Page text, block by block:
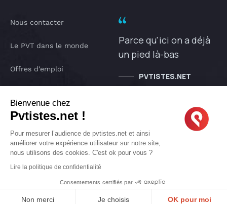
Nous contacter
Le PVT dans le monde
Offres d'emploi
IA pvtistes
Parce qu'ici on a déjà
un pied là-bas
PVTISTES.NET
Copyright © 2005-2026 pvtistes.net
Bienvenue chez
Pvtistes.net !
Pour mesurer l’audience de pvtistes.net et ainsi
améliorer votre expérience utilisateur sur notre site,
nous utilisons des cookies. C'est ok pour vous ?
Lire la politique de confidentialité
Consentements certifiés par
Non merci Je choisis OK pour moi